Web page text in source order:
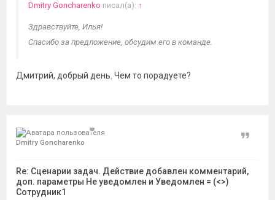
Dmitry Goncharenko писал(а): ↑
Здравствуйте, Илья!
Спасибо за предложение, обсудим его в команде.
Дмитрий, добрый день. Чем то порадуете?
Dmitry Goncharenko
Re: Сценарии задач. Действие добавлен комментарий,
доп. параметры Не уведомлен и Уведомлен = (<>)
Сотрудник1
Цитата